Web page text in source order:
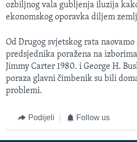
ozbiljnog vala gubljenja iluzija
ekonomskog oporavka diljem
Od Drugog svjetskog rata
predsjednika poražena na izborima
Jimmy Carter 1980. i George H.
poraza glavni čimbenik su bili
problemi.
Podijeli Follow us